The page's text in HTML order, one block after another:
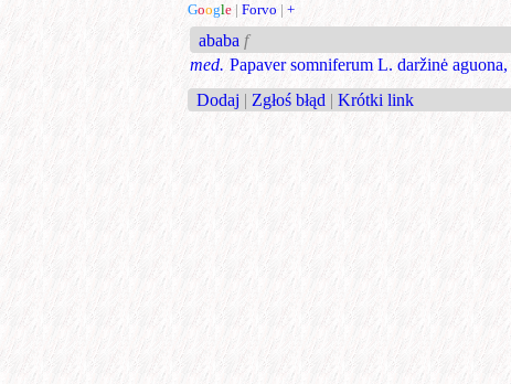
Google | Forvo | +
ababa f
med. Papaver somniferum L. daržinė aguona,
Dodaj | Zgłoś błąd | Krótki link